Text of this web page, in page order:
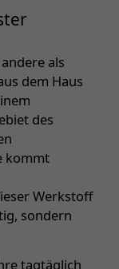
als
dem Haus
des
kommt
Werkstoff
sondern
tagtäglich